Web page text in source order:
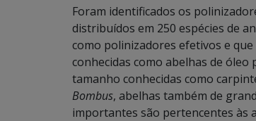
Foram identificados os
distribuídos em 250 espécies de
como polinizadores efetivos e que
conhecidas como abelhas de
tamanho conhecidas como
Bombus, abelhas também de
importantes são pertencentes às